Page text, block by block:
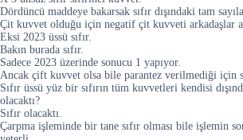
Dördüncü maddeye bakarsak sıfır dışındaki tam
Çit kuvvet olduğu için negatif çit kuvveti arkadaşlar
Eksi 2023 üssü sıfır.
Bakın burada sıfır.
Sadece 2023 üzerinde sonucu 1 yapıyor.
Ancak çift kuvvet olsa bile parantez verilmediği için
Sıfır üssü yüz bir sıfırın tüm kuvvetleri kendisi
olacaktı?
Sıfır olacaktı.
Çarpma işleminde bir tane sıfır olması bile işlemin